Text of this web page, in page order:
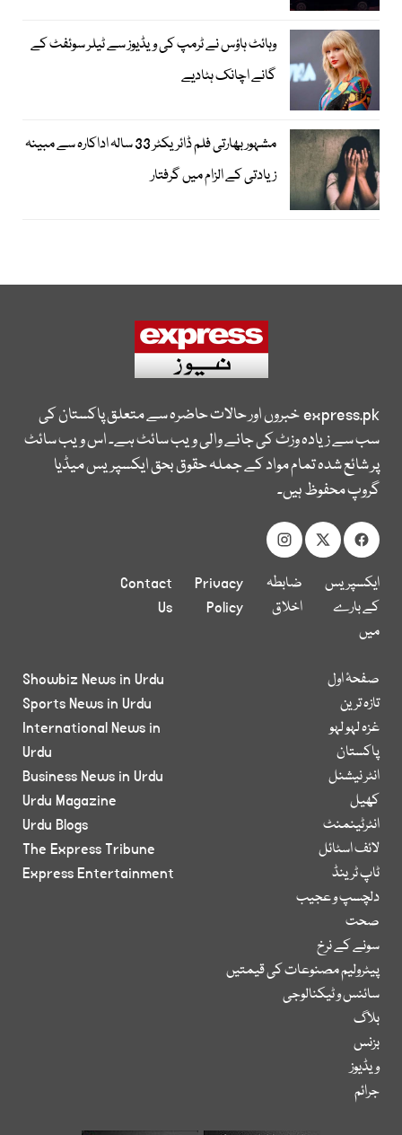
وہائٹ ہاؤس نے ٹرمپ کی ویڈیوز سے ٹیلر سوئفٹ کے
گانے اچانک ہٹادیے
مشہور بھارتی فلم ڈائریکٹر 33 سالہ اداکارہ سے مبینہ
زیادتی کے الزام میں گرفتار
express.pkخبروں اور حالات حاضرہ سے متعلق پاکستان کی
سب سے زیادہ وزٹ کی جانے والی ویب سائٹ ہے۔ اس ویب سائٹ
پر شائع شدہ تمام مواد کے جملہ حقوق بحق ایکسپریس میڈیا
گروپ محفوظ ہیں۔
ایکسپریس
کے بارے
میں
ضابطہ
اخلاق
Privacy
Policy
Contact
Us
صفحۂ اول
تازہ ترین
غزہ لہو لہو
پاکستان
انٹر نیشنل
کھیل
انٹرٹینمنٹ
لائف اسٹائل
ٹاپ ٹرینڈ
دلچسپ و عجیب
صحت
سونے کے نرخ
پیٹرولیم مصنوعات کی قیمتیں
سائنس و ٹیکنالوجی
بلاگ
بزنس
ویڈیوز
جرائم
Showbiz News in Urdu
Sports News in Urdu
International News in
Urdu
Business News in Urdu
Urdu Magazine
Urdu Blogs
The Express Tribune
Express Entertainment